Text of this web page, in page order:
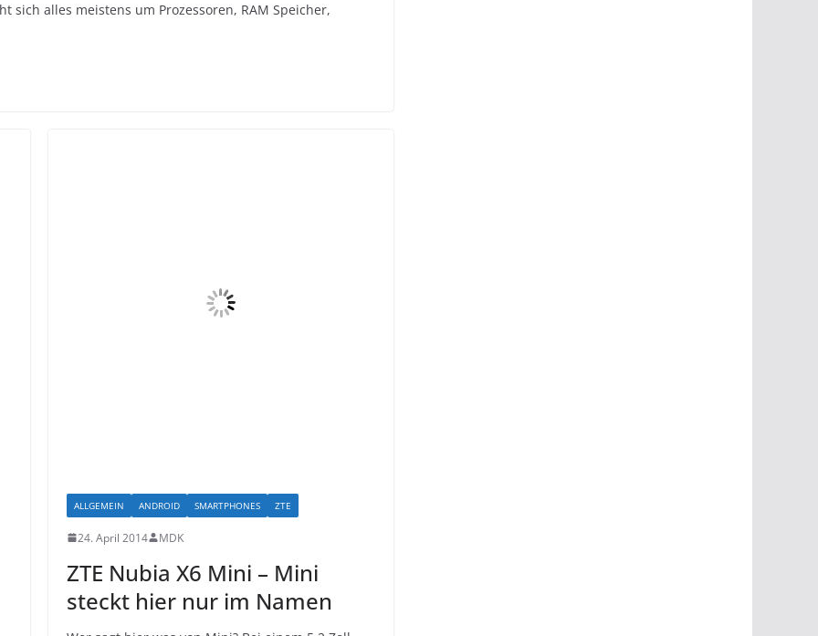
sich alles meistens um Prozessoren, RAM Speicher,
ALLGEMEIN ANDROID SMARTPHONES ZTE
24. April 2014 MDK
ZTE Nubia X6 Mini – Mini
steckt hier nur im Namen